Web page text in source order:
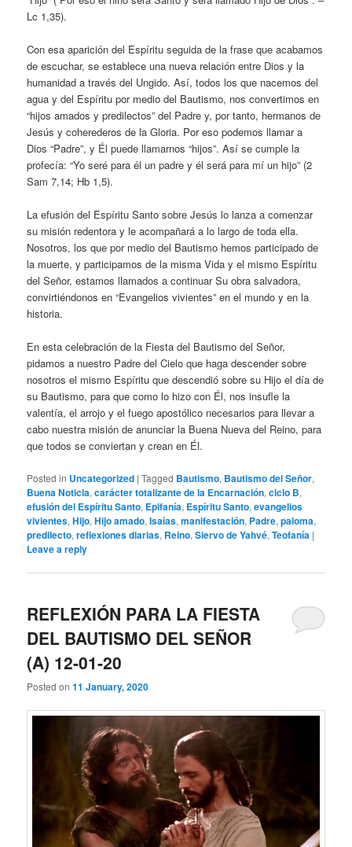
Lc 1,35).
Con esa aparición del Espíritu seguida de la frase que acabamos
de escuchar, se establece una nueva relación entre Dios y la
humanidad a través del Ungido. Así, todos los que nacemos del
agua y del Espíritu por medio del Bautismo, nos convertimos en
“hijos amados y predilectos” del Padre y, por tanto, hermanos de
Jesús y coherederos de la Gloria. Por eso podemos llamar a
Dios “Padre”, y Él puede llamarnos “hijos”. Así se cumple la
profecía: “Yo seré para él un padre y él será para mí un hijo” (2
Sam 7,14; Hb 1,5).
La efusión del Espíritu Santo sobre Jesús lo lanza a comenzar
su misión redentora y le acompañará a lo largo de toda ella.
Nosotros, los que por medio del Bautismo hemos participado de
la muerte, y participamos de la misma Vida y el mismo Espíritu
del Señor, estamos llamados a continuar Su obra salvadora,
convirtiéndonos en “Evangelios vivientes” en el mundo y en la
historia.
En esta celebración de la Fiesta del Bautismo del Señor,
pidamos a nuestro Padre del Cielo que haga descender sobre
nosotros el mismo Espíritu que descendió sobre su Hijo el día de
su Bautismo, para que como lo hizo con Él, nos insufle la
valentía, el arrojo y el fuego apostólico necesarios para llevar a
cabo nuestra misión de anunciar la Buena Nueva del Reino, para
que todos se conviertan y crean en Él.
Posted in Uncategorized |Tagged Bautismo, Bautismo del Señor,
Buena Noticia,carácter totalizante de la Encarnación,ciclo B,
efusión del Espíritu Santo, Epifanía, Espíritu Santo,evangelios
vivientes,Hijo,Hijo amado,Isaías,manifestación, Padre,paloma,
predilecto,reflexiones diarias, Reino,Siervo de Yahvé,Teofanía |
Leave a reply
REFLEXIÓN PARA LA FIESTA
DEL BAUTISMO DEL SEÑOR
(A) 12-01-20
Posted on11 January, 2020